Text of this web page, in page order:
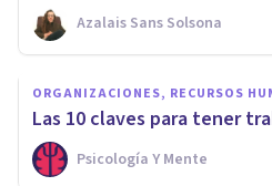
Azalais Sans Solsona
ORGANIZACIONES, RECURSOS
Las 10 claves para tener
Psicología Y Mente